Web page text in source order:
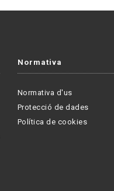
Normativa
Normativa d'us
Protecció de dades
Política de cookies